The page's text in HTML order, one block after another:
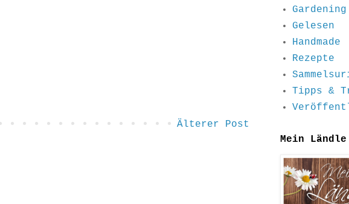
Älterer Post
Gardening
Gelesen
Handmade
Rezepte
Tipps &
Mein Ländle